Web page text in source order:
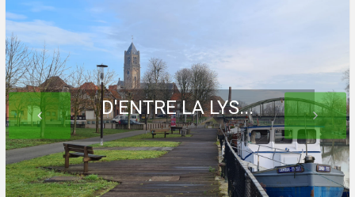
D'ENTRE LA LYS...
... ET LA HUTTE